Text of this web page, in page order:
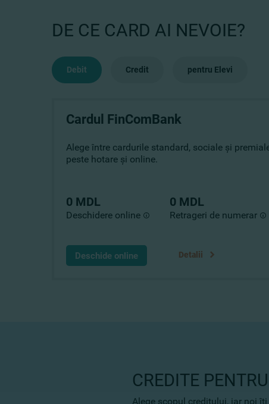
DE CE CARD AI NEVOIE?
Debit Credit pentru Elevi
Cardul FinComBank
Alege între cardurile standard, sociale și
peste hotare și online.
0 MDL
Deschidere online
0 MDL
Retrageri de numerar
Deschide online Detalii
CREDITE
Alege scopul creditului, iar noi